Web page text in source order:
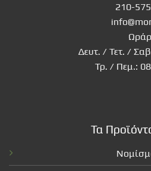
210-
Δευτ. / Τετ. /
Τρ. / Πεμ.:
Τα